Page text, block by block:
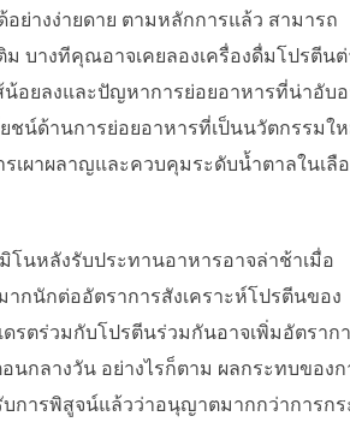
างง่ายดาย ตามหลักการแล้ว สามารถ
บางทีคุณอาจเคยลองเครื่องดื่มโปรตีนต่
น้อยลงและปัญหาการย่อยอาหารที่น่าอับอ
ชน์ด้านการย่อยอาหารที่เป็นนวัตกรรมใ
เผาผลาญและควบคุมระดับน้ำตาลในเลื
โนหลังรับประทานอาหารอาจล่าช้าเมื่อ
กนักต่ออัตราการสังเคราะห์โปรตีนของ
รตร่วมกับโปรตีนร่วมกันอาจเพิ่มอัตราก
กลางวัน อย่างไรก็ตาม ผลกระทบของก
การพิสูจน์แล้วว่าอนุญาตมากกว่าการกร